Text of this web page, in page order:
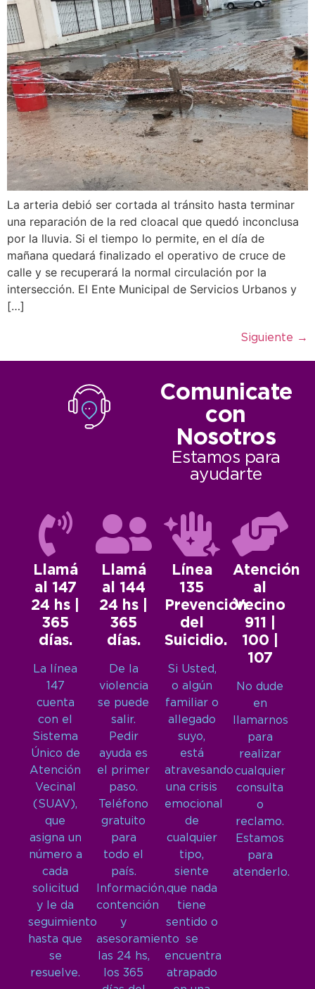
La arteria debió ser cortada al tránsito hasta terminar
una reparación de la red cloacal que quedó inconclusa
por la lluvia. Si el tiempo lo permite, en el día de
mañana quedará finalizado el operativo de cruce de
calle y se recuperará la normal circulación por la
intersección. El Ente Municipal de Servicios Urbanos y
[…]
Siguiente →
Comunicate
con
Nosotros
Estamos para
ayudarte
Llamá
al 147
24 hs |
365
días.
La línea
147
cuenta
con el
Sistema
Único de
Atención
Vecinal
(SUAV),
que
asigna un
número a
cada
solicitud
y le da
seguimiento
hasta que
se
resuelve.
Llamá
al 144
24 hs |
365
días.
De la
violencia
se puede
salir.
Pedir
ayuda es
el primer
paso.
Teléfono
gratuito
para
todo el
país.
Información,
contención
y
asesoramiento
las 24 hs,
los 365
Línea
135
Prevención
del
Suicidio.
Si Usted,
o algún
familiar o
allegado
suyo,
está
atravesando
una crisis
emocional
de
cualquier
tipo,
siente
que nada
tiene
sentido o
se
encuentra
atrapado
Atención
al
Vecino
911 |
100 |
107
No dude
en
llamarnos
para
realizar
cualquier
consulta
o
reclamo.
Estamos
para
atenderlo.